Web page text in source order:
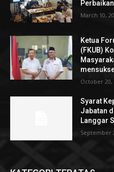
March 10,
Ketua
(FKUB)
October 20,
Syarat
Jabatan
Langgar
September